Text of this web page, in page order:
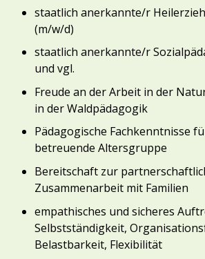
staatlich anerkannte/r
(m/w/d)
staatlich anerkannte/r
und vgl.
Freude an der Arbeit in der
in der Waldpädagogik
Pädagogische Fachkenntnisse
betreuende Altersgruppe
Bereitschaft zur
Zusammenarbeit mit Familien
empathisches und sicheres
Selbstständigkeit,
Belastbarkeit, Flexibilität